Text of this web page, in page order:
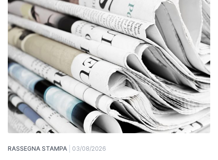
RASSEGNA STAMPA 03/08/2026